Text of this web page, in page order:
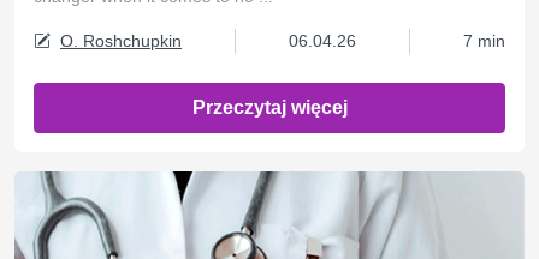
O. Roshchupkin 06.04.26 7 min
Przeczytaj więcej